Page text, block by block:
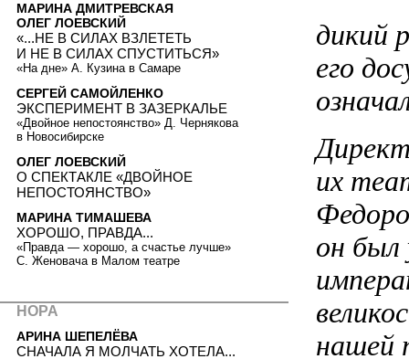
дикий
его
их
он
нашей
МАРИНА ДМИТРЕВСКАЯ
ОЛЕГ ЛОЕВСКИЙ
«...НЕ В СИЛАХ ВЗЛЕТЕТЬ
И НЕ В СИЛАХ СПУСТИТЬСЯ»
«На дне» А. Кузина в Самаре
СЕРГЕЙ САМОЙЛЕНКО
ЭКСПЕРИМЕНТ В ЗАЗЕРКАЛЬЕ
«Двойное непостоянство» Д. Чернякова
в Новосибирске
ОЛЕГ ЛОЕВСКИЙ
О СПЕКТАКЛЕ «ДВОЙНОЕ
НЕПОСТОЯНСТВО»
МАРИНА ТИМАШЕВА
ХОРОШО, ПРАВДА...
«Правда — хорошо, а счастье лучше»
С. Женовача в Малом театре
НОРА
АРИНА ШЕПЕЛЁВА
СНАЧАЛА Я МОЛЧАТЬ ХОТЕЛА...